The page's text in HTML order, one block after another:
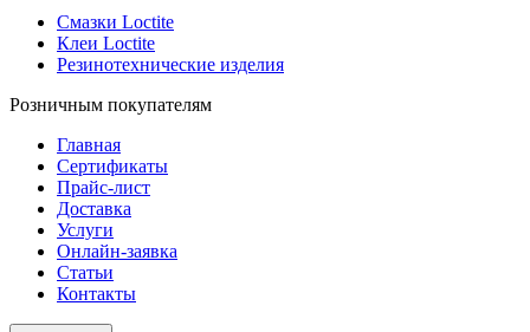
Смазки Loctite
Клеи Loctite
Резинотехнические изделия
Розничным покупателям
Главная
Сертификаты
Прайс-лист
Доставка
Услуги
Онлайн-заявка
Статьи
Контакты